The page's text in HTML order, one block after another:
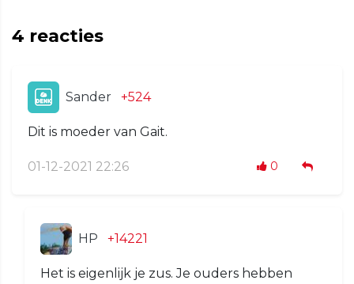
4 reacties
Sander +524
Dit is moeder van Gait.
01-12-2021 22:26 0
HP +14221
Het is eigenlijk je zus. Je ouders hebben